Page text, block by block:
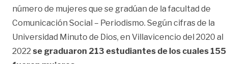
número de mujeres que se gradúan de la facultad de
Comunicación Social – Periodismo. Según cifras de la
Universidad Minuto de Dios, en Villavicencio del 2020 al
2022 se graduaron 213 estudiantes de los cuales 155